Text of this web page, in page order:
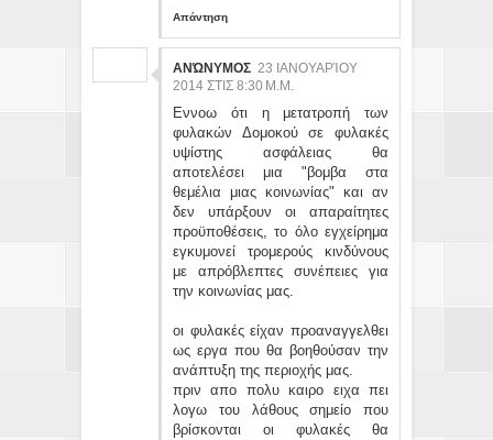
Απάντηση
ΑΝΏΝΥΜΟΣ 23 ΙΑΝΟΥΑΡΊΟΥ
2014 ΣΤΙΣ 8:30 Μ.Μ.
Εννοω ότι η μετατροπή των
φυλακών Δομοκού σε φυλακές
υψίστης ασφάλειας θα
αποτελέσει μια "βομβα στα
θεμέλια μιας κοινωνίας" και αν
δεν υπάρξουν οι απαραίτητες
προϋποθέσεις, το όλο εγχείρημα
εγκυμονεί τρομερούς κινδύνους
με απρόβλεπτες συνέπειες για
την κοινωνίας μας.
οι φυλακές είχαν προαναγγελθει
ως εργα που θα βοηθούσαν την
ανάπτυξη της περιοχής μας.
πριν απο πολυ καιρο ειχα πει
λογω του λάθους σημείο που
βρίσκονται οι φυλακές θα